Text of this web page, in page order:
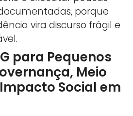
porque
vira discurso frágil e
para Pequenos
Meio
Social em